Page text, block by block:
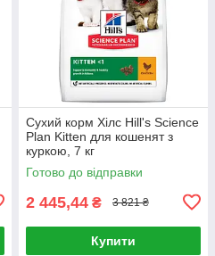
Сухий корм Хілс Hill's Science
Plan Kitten для кошенят з
куркою, 7 кг
Готово до відправки
2 445,44 ₴ 3 821 ₴
Купити